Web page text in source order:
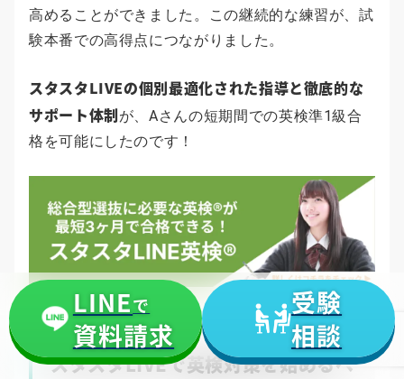
LINEで
資料請求
受験
相談
高めることができました。この継続的な練習が、試
験本番での高得点につながりました。
スタスタLIVEの個別最適化された指導と徹底的な
サポート体制が、Aさんの短期間での英検準1級合
格を可能にしたのです！
スタスタLIVEで英検対策を始めるべ